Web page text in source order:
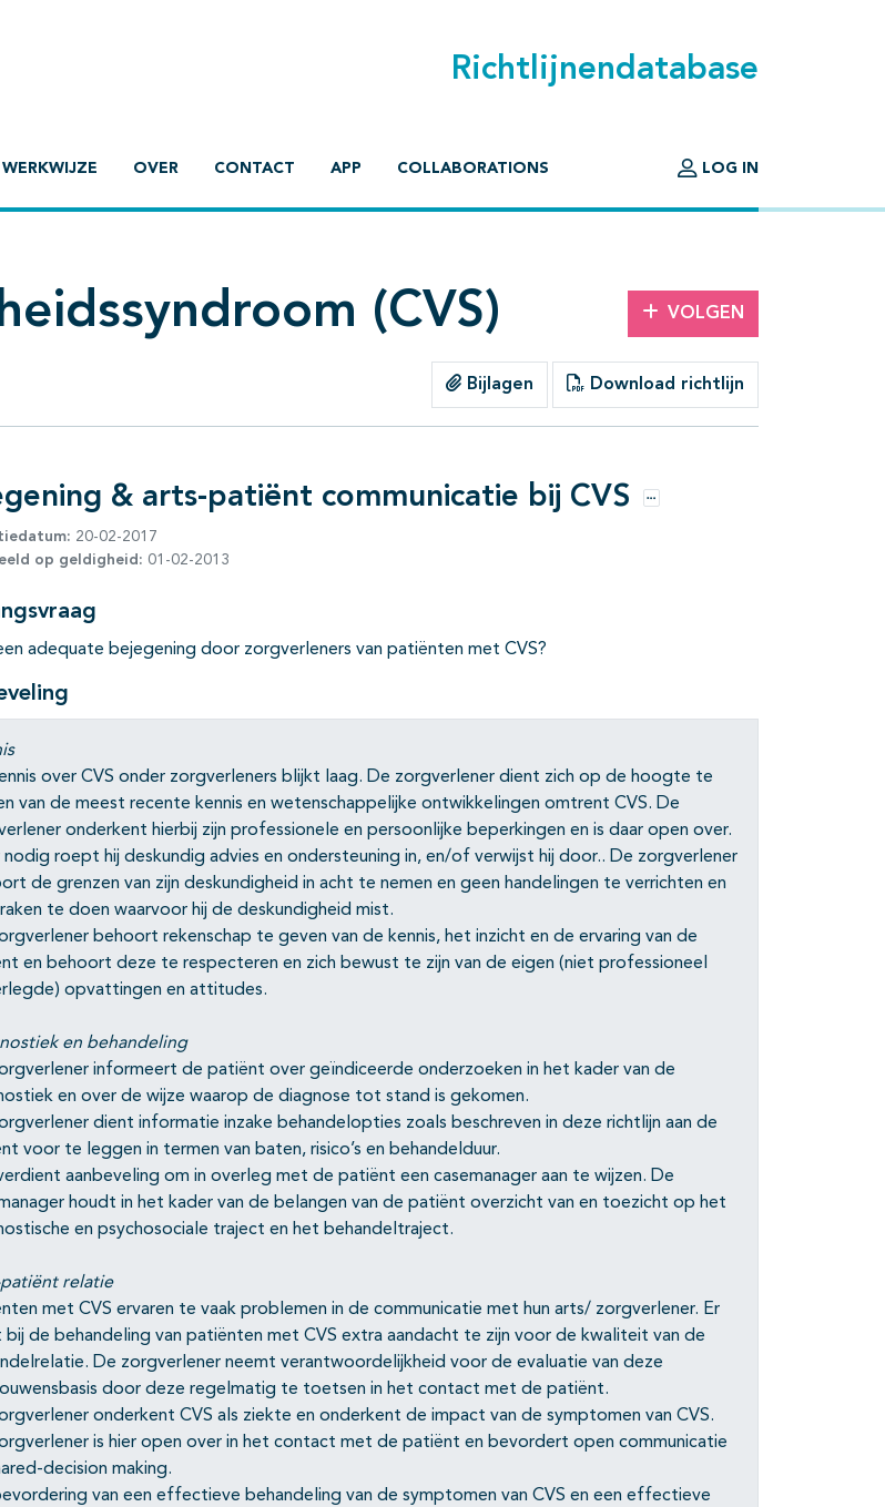
Richtlijnendatabase
WERKWIJZE OVER CONTACT APP COLLABORATIONS LOG IN
(CVS) VOLGEN
Bijlagen Download richtlijn
richtlijn
& arts-patiënt communicatie bij CVS Opties
20-02-2017
op geldigheid: 01-02-2013
adequate bejegening door zorgverleners van patiënten met CVS?
over CVS onder zorgverleners blijkt laag. De zorgverlener dient zich op de hoogte te
van de meest recente kennis en wetenschappelijke ontwikkelingen omtrent CVS. De
onderkent hierbij zijn professionele en persoonlijke beperkingen en is daar open over.
nodig roept hij deskundig advies en ondersteuning in, en/of verwijst hij door.. De zorgverlener
de grenzen van zijn deskundigheid in acht te nemen en geen handelingen te verrichten en
te doen waarvoor hij de deskundigheid mist.
behoort rekenschap te geven van de kennis, het inzicht en de ervaring van de
en behoort deze te respecteren en zich bewust te zijn van de eigen (niet professioneel
opvattingen en attitudes.
en behandeling
informeert de patiënt over geïndiceerde onderzoeken in het kader van de
en over de wijze waarop de diagnose tot stand is gekomen.
dient informatie inzake behandelopties zoals beschreven in deze richtlijn aan de
voor te leggen in termen van baten, risico’s en behandelduur.
aanbeveling om in overleg met de patiënt een casemanager aan te wijzen. De
houdt in het kader van de belangen van de patiënt overzicht van en toezicht op het
en psychosociale traject en het behandeltraject.
relatie
met CVS ervaren te vaak problemen in de communicatie met hun arts/ zorgverlener. Er
bij de behandeling van patiënten met CVS extra aandacht te zijn voor de kwaliteit van de
De zorgverlener neemt verantwoordelijkheid voor de evaluatie van deze
door deze regelmatig te toetsen in het contact met de patiënt.
onderkent CVS als ziekte en onderkent de impact van de symptomen van CVS.
is hier open over in het contact met de patiënt en bevordert open communicatie
decision making.
van een effectieve behandeling van de symptomen van CVS en een effectieve